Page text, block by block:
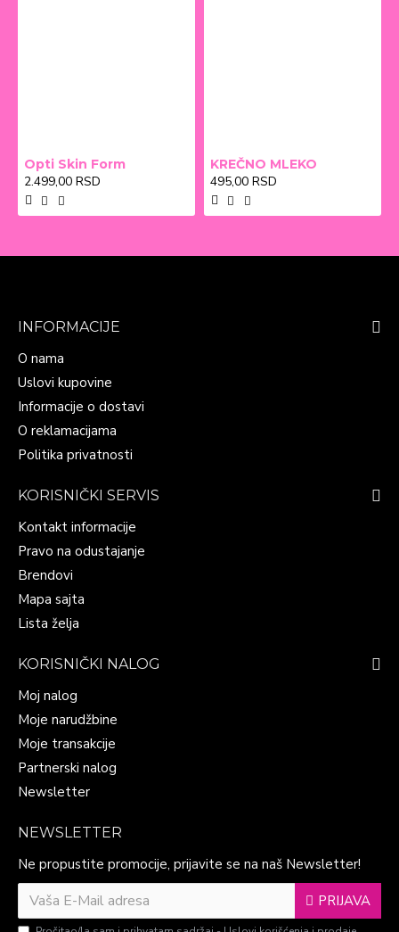
Opti Skin Form
2.499,00 RSD
KREČNO MLEKO
495,00 RSD
INFORMACIJE
O nama
Uslovi kupovine
Informacije o dostavi
O reklamacijama
Politika privatnosti
KORISNIČKI SERVIS
Kontakt informacije
Pravo na odustajanje
Brendovi
Mapa sajta
Lista želja
KORISNIČKI NALOG
Moj nalog
Moje narudžbine
Moje transakcije
Partnerski nalog
Newsletter
NEWSLETTER
Ne propustite promocije, prijavite se na naš Newsletter!
PRIJAVA